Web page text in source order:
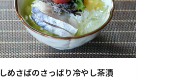
しめさばのさっぱり冷やし茶漬